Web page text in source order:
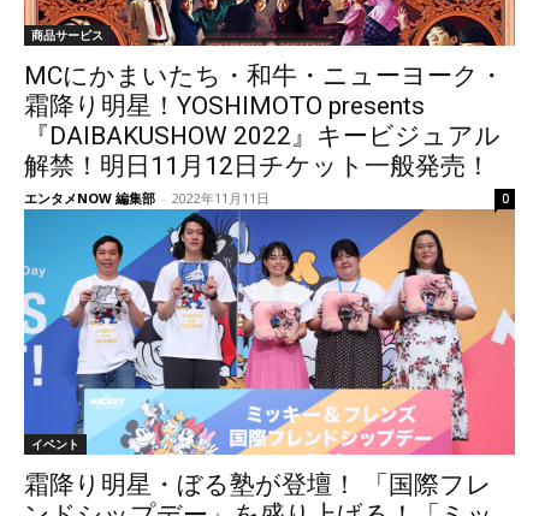
商品サービス
MCにかまいたち・和牛・ニューヨーク・
霜降り明星！YOSHIMOTO presents
『DAIBAKUSHOW 2022』キービジュアル
解禁！明日11月12日チケット一般発売！
エンタメNOW 編集部 - 2022年11月11日 0
イベント
霜降り明星・ぼる塾が登壇！ 「国際フレ